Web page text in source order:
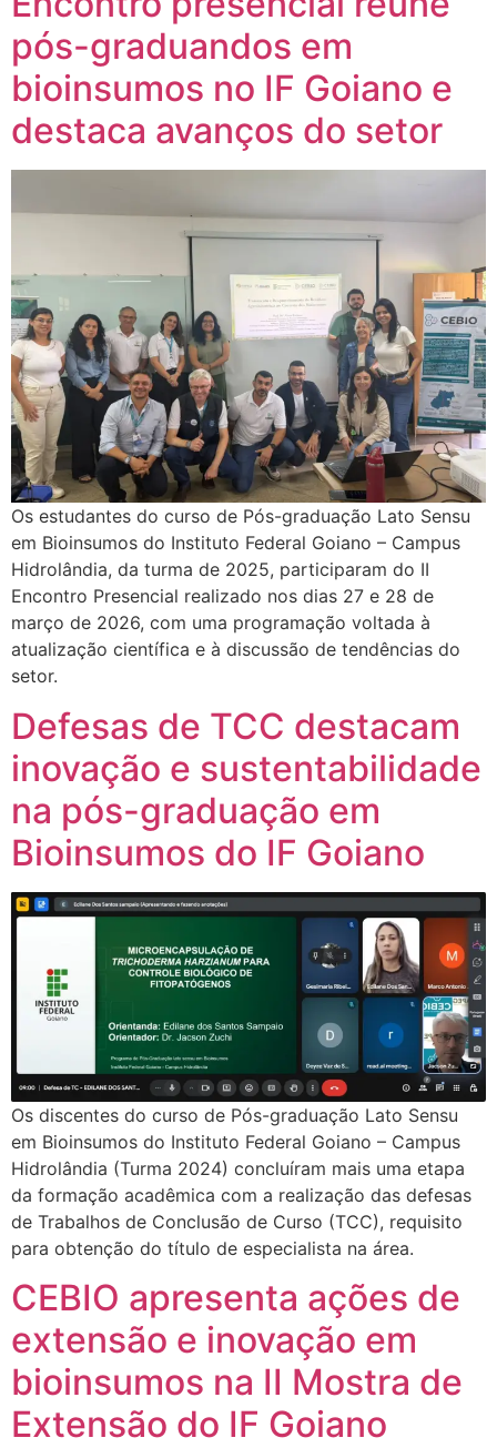
pós-graduandos em
bioinsumos no IF Goiano e
destaca avanços do setor
Os estudantes do curso de Pós-graduação Lato Sensu
em Bioinsumos do Instituto Federal Goiano – Campus
Hidrolândia, da turma de 2025, participaram do II
Encontro Presencial realizado nos dias 27 e 28 de
março de 2026, com uma programação voltada à
atualização científica e à discussão de tendências do
setor.
Defesas de TCC destacam
inovação e sustentabilidade
na pós-graduação em
Bioinsumos do IF Goiano
Os discentes do curso de Pós-graduação Lato Sensu
em Bioinsumos do Instituto Federal Goiano – Campus
Hidrolândia (Turma 2024) concluíram mais uma etapa
da formação acadêmica com a realização das defesas
de Trabalhos de Conclusão de Curso (TCC), requisito
para obtenção do título de especialista na área.
CEBIO apresenta ações de
extensão e inovação em
bioinsumos na II Mostra de
Extensão do IF Goiano